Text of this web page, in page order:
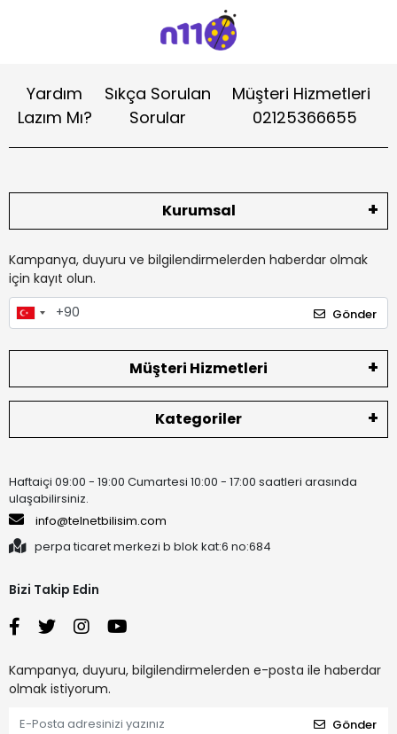
Yardım
Lazım Mı?
Sıkça Sorulan
Sorular
Müşteri Hizmetleri
02125366655
Kurumsal
Kampanya, duyuru ve bilgilendirmelerden haberdar olmak
için kayıt olun.
Gönder
Müşteri Hizmetleri
Kategoriler
Haftaiçi 09:00 - 19:00 Cumartesi 10:00 - 17:00 saatleri arasında
ulaşabilirsiniz.
info@telnetbilisim.com
perpa ticaret merkezi b blok kat:6 no:684
Bizi Takip Edin
Kampanya, duyuru, bilgilendirmelerden e-posta ile haberdar
olmak istiyorum.
Gönder